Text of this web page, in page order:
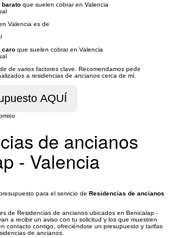
barato que suelen cobrar en Valencia
Valencia es de
caro que suelen cobrar en Valencia
de varios factores clave. Recomendamos pedir
a residencias de ancianos cerca de mí.
de ancianos
- Valencia
para el servicio de Residencias de ancianos
de Residencias de ancianos ubicados en Benicalap -
a recibir un aviso con tu solicitud y los que muestren
contacto contigo, ofreciéndote un presupuesto y tarifas
de ancianos.